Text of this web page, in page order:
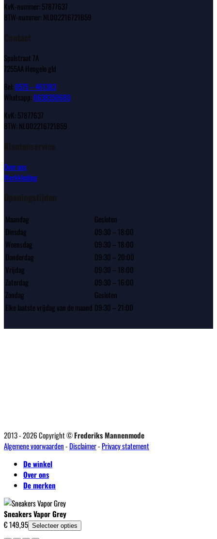
KvK-nummer: 57877637
BTW-nummer: NL002216721B59
Contact
Spalstraat 7A
7255AA Hengelo gld
Bel:0575 – 461383
Whatsapp:0638350680
KvK: 57877637
BTW: NL002216721B59
Klantenservice
Over ons
Werkkleding
Openingstijden
Maandag
Gesloten
Dinsdag
09:30 – 18:00
Woensdag
09:30 – 18:00
Donderdag
09:30 – 20:00
Vrijdag
09:30 – 18:00
Zaterdag
09:30 – 16:00
Zondag
Gesloten
Elke laatste vrijdag van de maand 09:30 – 21:00
2013 - 2026 Copyright ©Frederiks Mannenmode
Algemene voorwaarden- Disclaimer- Privacy statement
De winkel
Over ons
De merken
Sneakers Vapor Grey
€149,95 Selecteer opties